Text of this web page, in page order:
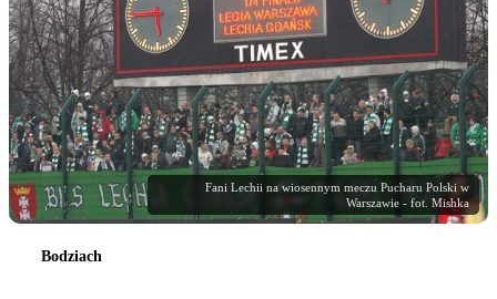
Fani Lechii na wiosennym meczu Pucharu Polski w
Warszawie - fot. Mishka
Bodziach